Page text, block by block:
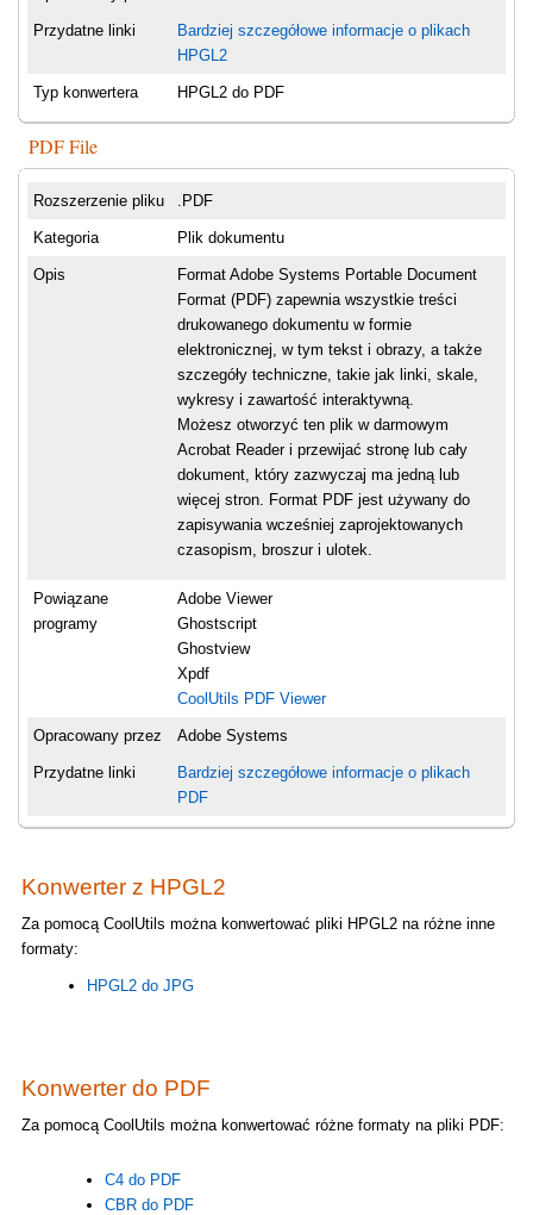
Przydatne linki
Bardziej szczegółowe informacje o plikach
HPGL2
Typ konwertera HPGL2 do PDF
PDF File
Rozszerzenie pliku .PDF
Kategoria Plik dokumentu
Opis
Format Adobe Systems Portable Document
Format (PDF) zapewnia wszystkie treści
drukowanego dokumentu w formie
elektronicznej, w tym tekst i obrazy, a także
szczegóły techniczne, takie jak linki, skale,
wykresy i zawartość interaktywną.
Możesz otworzyć ten plik w darmowym
Acrobat Reader i przewijać stronę lub cały
dokument, który zazwyczaj ma jedną lub
więcej stron. Format PDF jest używany do
zapisywania wcześniej zaprojektowanych
czasopism, broszur i ulotek.
Powiązane
programy
Adobe Viewer
Ghostscript
Ghostview
Xpdf
CoolUtils PDF Viewer
Opracowany przez Adobe Systems
Przydatne linki
Bardziej szczegółowe informacje o plikach
PDF
Konwerter z HPGL2
Za pomocą CoolUtils można konwertować pliki HPGL2 na różne inne
formaty:
HPGL2 do JPG
Konwerter do PDF
Za pomocą CoolUtils można konwertować różne formaty na pliki PDF:
C4 do PDF
CBR do PDF